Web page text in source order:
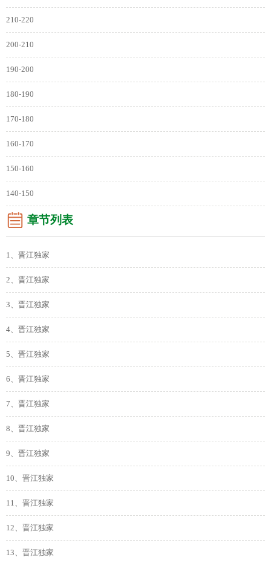
210-220
200-210
190-200
180-190
170-180
160-170
150-160
140-150
章节列表
1、晋江独家
2、晋江独家
3、晋江独家
4、晋江独家
5、晋江独家
6、晋江独家
7、晋江独家
8、晋江独家
9、晋江独家
10、晋江独家
11、晋江独家
12、晋江独家
13、晋江独家